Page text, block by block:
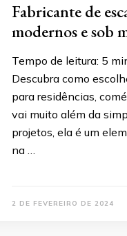
Fabricante de
modernos e sob
Tempo de leitura: 5
Descubra como
para residências,
vai muito além da
projetos, ela é um
na …
2 DE FEVEREIRO DE 2024